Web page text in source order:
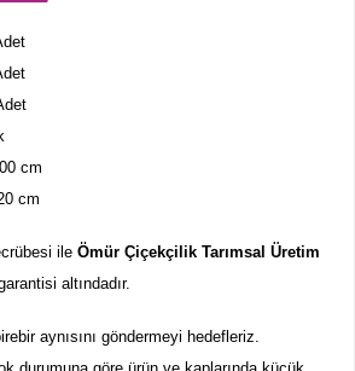
cm
cm
ile Ömür Çiçekçilik Tarımsal Üretim
altındadır.
aynısını göndermeyi hedefleriz.